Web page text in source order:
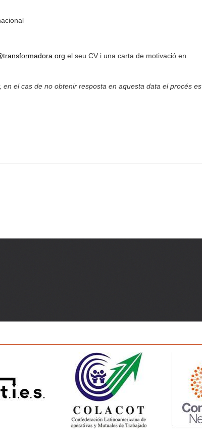
el seu CV i una carta de motivació en
el cas de no obtenir resposta en aquesta data el procés es